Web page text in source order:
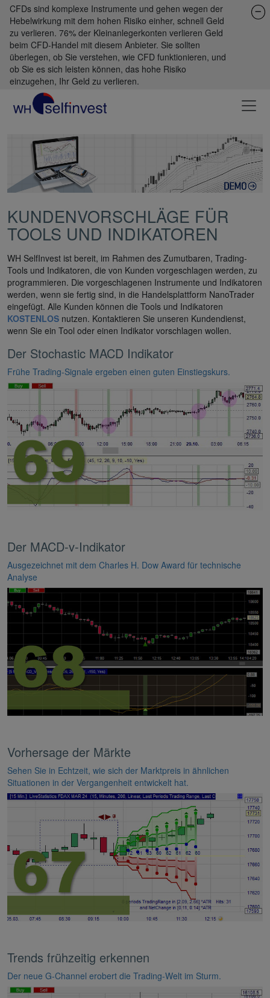
CFDs sind komplexe Instrumente und gehen wegen der
Hebelwirkung mit dem hohen Risiko einher, schnell Geld
zu verlieren. 76% der Kleinanlegerkonten verlieren Geld
beim CFD-Handel mit diesem Anbieter. Sie sollten
überlegen, ob Sie verstehen, wie CFD funktionieren, und
ob Sie es sich leisten können, das hohe Risiko
einzugehen, Ihr Geld zu verlieren.
KUNDENVORSCHLÄGE FÜR
TOOLS UND INDIKATOREN
WH SelfInvest ist bereit, im Rahmen des Zumutbaren, Trading-
Tools und Indikatoren, die von Kunden vorgeschlagen werden, zu
programmieren. Die vorgeschlagenen Instrumente und Indikatoren
werden, wenn sie fertig sind, in die Handelsplattform NanoTrader
eingefügt. Alle Kunden können die Tools und Indikatoren
KOSTENLOS nutzen. Kontaktieren Sie unseren Kundendienst,
wenn Sie ein Tool oder einen Indikator vorschlagen wollen.
Der Stochastic MACD Indikator
Frühe Trading-Signale ergeben einen guten Einstiegskurs.
Der MACD-v-Indikator
Ausgezeichnet mit dem Charles H. Dow Award für technische
Analyse
Vorhersage der Märkte
Sehen Sie in Echtzeit, wie sich der Marktpreis in ähnlichen
Situationen in der Vergangenheit entwickelt hat.
Trends frühzeitig erkennen
Der neue G-Channel erobert die Trading-Welt im Sturm.